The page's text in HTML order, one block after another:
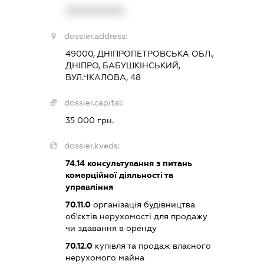
dossier.address:
49000, ДНІПРОПЕТРОВСЬКА ОБЛ.,
ДНІПРО, БАБУШКІНСЬКИЙ,
ВУЛ.ЧКАЛОВА, 48
dossier.capital:
35 000 грн.
dossier.kveds:
74.14консультування з питань
комерційної діяльності та
управління
70.11.0організація будівництва
об'єктів нерухомості для продажу
чи здавання в оренду
70.12.0купівля та продаж власного
нерухомого майна